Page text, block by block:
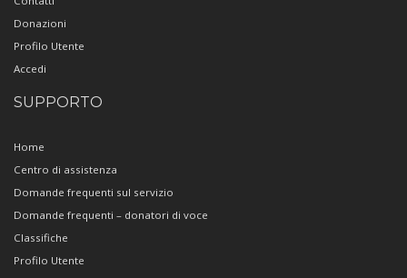
Donazioni
Profilo Utente
Accedi
SUPPORTO
Home
Centro di assistenza
Domande frequenti sul servizio
Domande frequenti – donatori di voce
Classifiche
Profilo Utente